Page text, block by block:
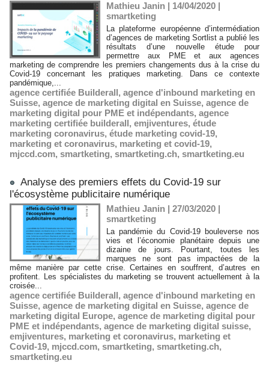
Mathieu Janin | 14/04/2020 |
smartketing
La plateforme européenne d’intermédiation
d’agences de marketing Sortlist a publié les
résultats d’une nouvelle étude pour
permettre aux PME et aux agences
marketing de comprendre les premiers changements dus à la crise du
Covid-19 concernant les pratiques marketing. Dans ce contexte
pandémique,...
agence certifiée Builderall, agence d'inbound marketing en
Suisse, agence de marketing digital en Suisse, agence de
marketing digital pour PME et indépendants, agence
marketing certifiée builderall, emjiventures, étude
marketing coronavirus, étude marketing covid-19,
marketing et coronavirus, marketing et covid-19,
mjccd.com, smartketing, smartketing.ch, smartketing.eu
Analyse des premiers effets du Covid-19 sur
l'écosystème publicitaire numérique
Mathieu Janin | 27/03/2020 |
smartketing
La pandémie du Covid-19 bouleverse nos
vies et l’économie planétaire depuis une
dizaine de jours. Pourtant, toutes les
marques ne sont pas impactées de la
même manière par cette crise. Certaines en souffrent, d’autres en
profitent. Les spécialistes du marketing se trouvent actuellement à la
croisée...
agence certifiée Builderall, agence d'inbound marketing en
Suisse, agence de marketing digital en Suisse, agence de
marketing digital Europe, agence de marketing digital pour
PME et indépendants, agence de marketing digital suisse,
emjiventures, marketing et coronavirus, marketing et
Covid-19, mjccd.com, smartketing, smartketing.ch,
smartketing.eu